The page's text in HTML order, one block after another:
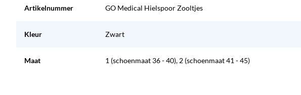
Artikelnummer GO Medical Hielspoor Zooltjes
Kleur Zwart
Maat 1 (schoenmaat 36 - 40), 2 (schoenmaat 41 - 45)